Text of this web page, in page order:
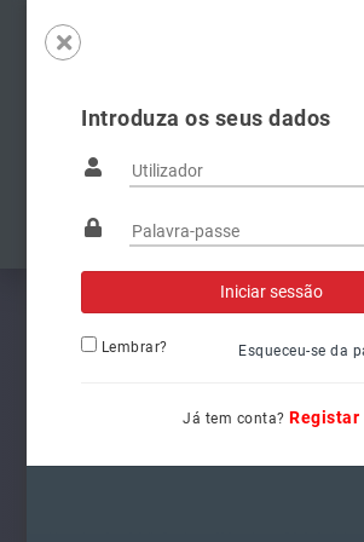
Introduza os seus dados
Lembrar? Esqueceu-se da
Já tem conta? Registar
Famílias